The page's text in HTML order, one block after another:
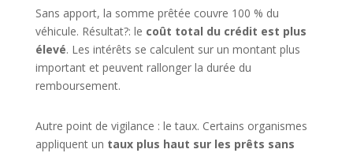
Sans apport, la somme prêtée couvre 100 % du
véhicule. Résultat?: le coût total du crédit est plus
élevé. Les intérêts se calculent sur un montant plus
important et peuvent rallonger la durée du
remboursement.
Autre point de vigilance : le taux. Certains organismes
appliquent un taux plus haut sur les prêts sans